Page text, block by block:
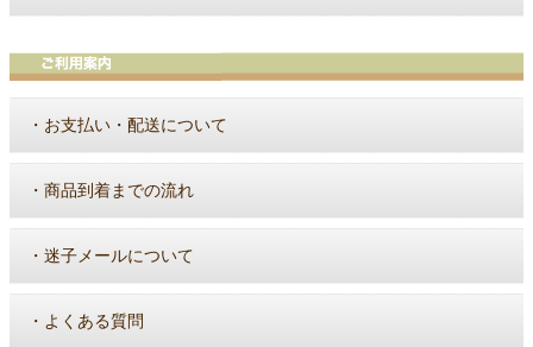
・ お支払い・配送について
・ 商品到着までの流れ
・ 迷子メールについて
・ よくある質問